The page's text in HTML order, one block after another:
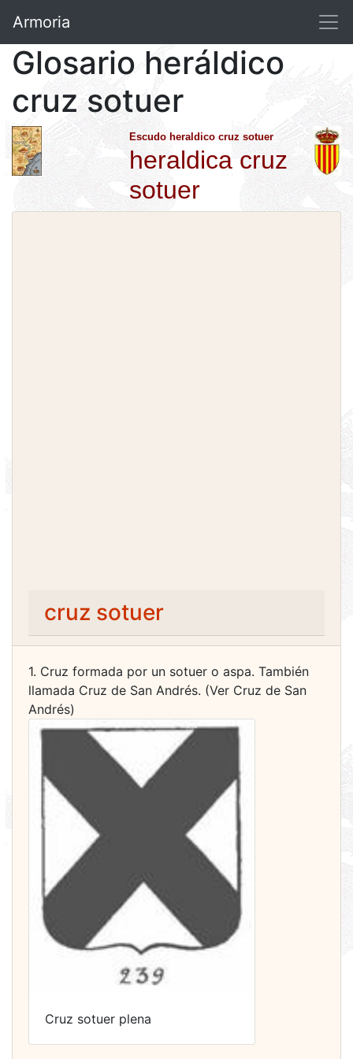
Armoria
Glosario heráldico
cruz sotuer
Escudo heraldico cruz sotuer
heraldica cruz
sotuer
cruz sotuer
1. Cruz formada por un sotuer o aspa. También
llamada Cruz de San Andrés. (Ver Cruz de San
Andrés)
Cruz sotuer plena